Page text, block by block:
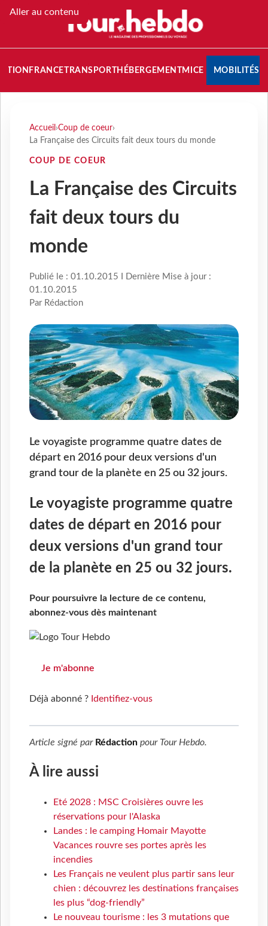
Aller au contenu
FRANCETRANSPORT HÉBERGEMENTMICE MOBILITÉS
Accueil ›Coup de coeur›
La Française des Circuits fait deux tours du monde
COUP DE COEUR
La Française des Circuits
fait deux tours du
monde
Publié le : 01.10.2015 I Dernière Mise à jour :
01.10.2015
Par Rédaction
Le voyagiste programme quatre dates de
départ en 2016 pour deux versions d'un
grand tour de la planète en 25 ou 32 jours.
Le voyagiste programme quatre
dates de départ en 2016 pour
deux versions d'un grand tour
de la planète en 25 ou 32 jours.
Pour poursuivre la lecture de ce contenu,
abonnez-vous dès maintenant
Je m'abonne
Déjà abonné ? Identifiez-vous
Article signé par Rédaction pour Tour Hebdo.
À lire aussi
Eté 2028 : MSC Croisières ouvre les
réservations pour l'Alaska
Landes : le camping Homair Mayotte
Vacances rouvre ses portes après les
incendies
Les Français ne veulent plus partir sans leur
chien : découvrez les destinations françaises
les plus “dog-friendly”
Le nouveau tourisme : les 3 mutations que